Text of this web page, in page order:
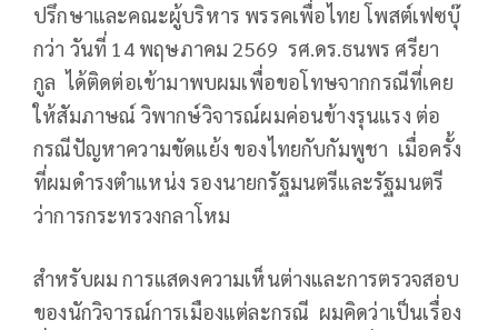
ปรึกษาและคณะผู้บริหาร พรรคเพื่อไทย โพสต์เฟซบุ๊
กว่า วันที่ 14 พฤษภาคม 2569 รศ.ดร.ธนพร ศรียา
กูล ได้ติดต่อเข้ามาพบผมเพื่อขอโทษจากกรณีที่เคย
ให้สัมภาษณ์ วิพากษ์วิจารณ์ผมค่อนข้างรุนแรง ต่อ
กรณีปัญหาความขัดแย้ง ของไทยกับกัมพูชา เมื่อครั้ง
ที่ผมดำรงตำแหน่ง รองนายกรัฐมนตรีและรัฐมนตรี
ว่าการกระทรวงกลาโหม
สำหรับผม การแสดงความเห็นต่างและการตรวจสอบ
ของนักวิจารณ์การเมืองแต่ละกรณี ผมคิดว่าเป็นเรื่อง